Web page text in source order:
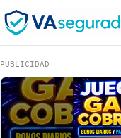
PUBLICIDAD